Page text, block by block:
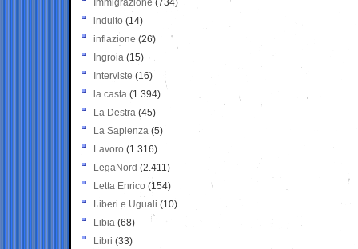
Immigrazione (734)
indulto (14)
inflazione (26)
Ingroia (15)
Interviste (16)
la casta (1.394)
La Destra (45)
La Sapienza (5)
Lavoro (1.316)
LegaNord (2.411)
Letta Enrico (154)
Liberi e Uguali (10)
Libia (68)
Libri (33)